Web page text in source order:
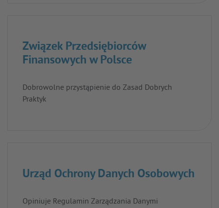
Związek Przedsiębiorców
Finansowych w Polsce
Dobrowolne przystąpienie do Zasad Dobrych
Praktyk
Urząd Ochrony Danych Osobowych
Opiniuje Regulamin Zarządzania Danymi